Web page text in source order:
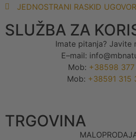
JEDNOSTRANI RASKID
SLUŽBA ZA
Imate pitanja? Javite
E–mail:
Mob: +38598 377
Mob: +38591 315
TRGOVINA